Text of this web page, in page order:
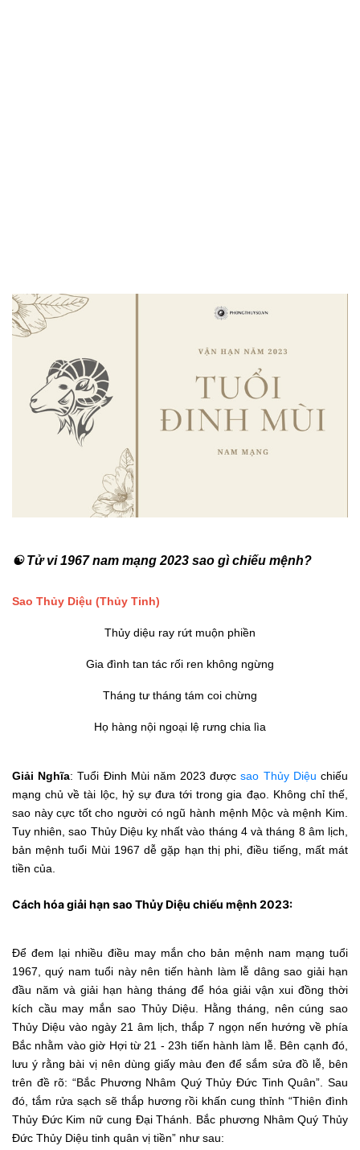
☯ Tử vi 1967 nam mạng 2023 sao gì chiếu mệnh?
Sao Thủy Diệu (Thủy Tinh)
Thủy diệu ray rứt muộn phiền
Gia đình tan tác rối ren không ngừng
Tháng tư tháng tám coi chừng
Họ hàng nội ngoại lệ rưng chia lìa
Giải Nghĩa: Tuổi Đinh Mùi năm 2023 đượcsao Thủy Diệu chiếu
mạng chủ về tài lộc, hỷ sự đưa tới trong gia đạo. Không chỉ thế,
sao này cực tốt cho người có ngũ hành mệnh Mộc và mệnh Kim.
Tuy nhiên, sao Thủy Diệu kỵ nhất vào tháng 4 và tháng 8 âm lịch,
bản mệnh tuổi Mùi 1967 dễ gặp hạn thị phi, điều tiếng, mất mát
tiền của.
Cách hóa giải hạn sao Thủy Diệu chiếu mệnh 2023:
Để đem lại nhiều điều may mắn cho bản mệnh nam mạng tuổi
1967, quý nam tuổi này nên tiến hành làm lễ dâng sao giải hạn
đầu năm và giải hạn hàng tháng để hóa giải vận xui đồng thời
kích cầu may mắn sao Thủy Diệu. Hằng tháng, nên cúng sao
Thủy Diệu vào ngày 21 âm lịch, thắp 7 ngọn nến hướng về phía
Bắc nhằm vào giờ Hợi từ 21 - 23h tiến hành làm lễ. Bên cạnh đó,
lưu ý rằng bài vị nên dùng giấy màu đen để sắm sửa đồ lễ, bên
trên đề rõ: “Bắc Phương Nhâm Quý Thủy Đức Tinh Quân”. Sau
đó, tắm rửa sạch sẽ thắp hương rồi khấn cung thỉnh “Thiên đình
Thủy Đức Kim nữ cung Đại Thánh. Bắc phương Nhâm Quý Thủy
Đức Thủy Diệu tinh quân vị tiền” như sau: